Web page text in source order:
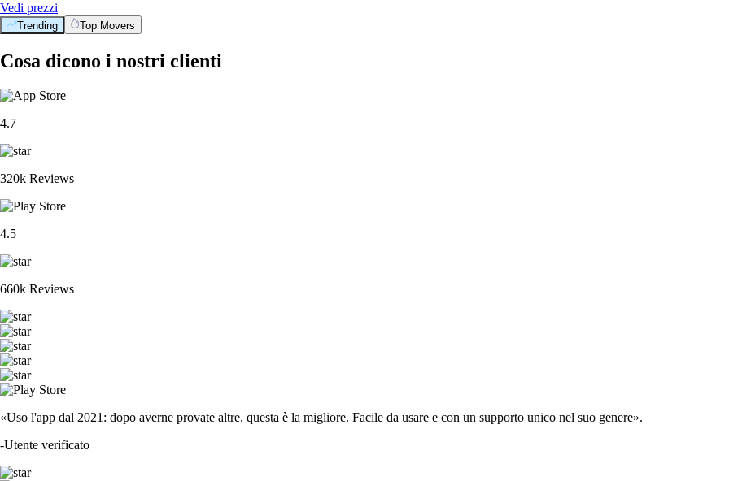
Vedi prezzi
Trending Top Movers
Cosa dicono i nostri clienti
4.7
320k Reviews
4.5
660k Reviews
«Uso l'app dal 2021: dopo averne provate altre, questa è la migliore. Facile da usare e con un supporto unico nel suo genere».
-Utente verificato